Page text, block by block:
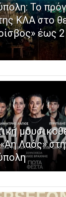
Το
ΚΛΑ στο
έως 2
Λαός»